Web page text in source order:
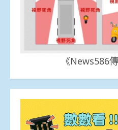
《News586